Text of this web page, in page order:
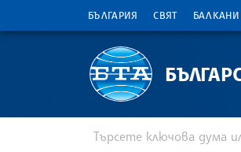
БЪЛГАРИЯ СВЯТ БАЛКАНИ